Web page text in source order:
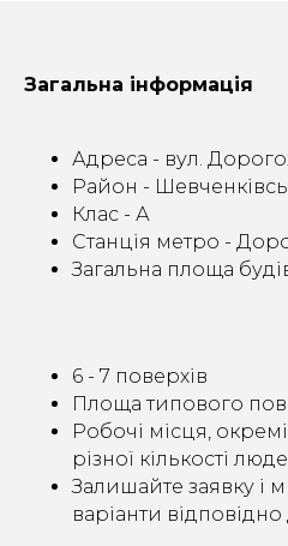
Загальна інформація
Адреса - вул.
Район -
Клас - А
Станція метро -
Загальна площа
6 - 7 поверхів
Площа типового
Робочі місця,
різної кількості
Залишайте заявку і
варіанти